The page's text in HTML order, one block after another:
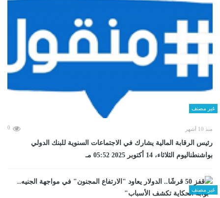
غير مصنف
منذ 10 أشهر 0
رئيس الرقابة المالية يشارك في الاجتماعات السنوية للبنك الدولي
بواشنطناليوم الثلاثاء، 14 أكتوبر 2025 05:52 مـ
غير مصنف